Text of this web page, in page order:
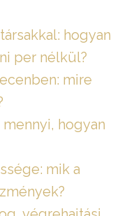
hogyan
per nélkül?
mire
hogyan
mik a